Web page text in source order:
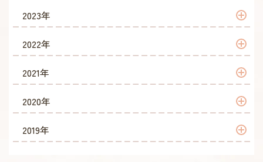
2026年 5月
2026年 2月
2026年 1月
2025年 11月
2025年 10月
2025年 8月
2025年 7月
2025年 6月
2024年 12月
2024年 10月
2024年 7月
2024年 5月
2024年 3月
2023年
2023年 12月
2023年 11月
2023年 10月
2023年 8月
2022年
2022年 12月
2022年 11月
2022年 10月
2021年
2021年 12月
2021年 11月
2020年
2020年 12月
2019年